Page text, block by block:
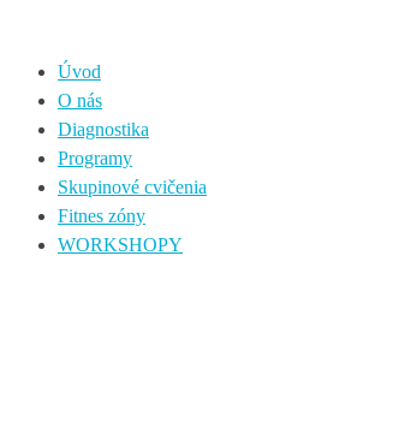
Úvod
O nás
Diagnostika
Programy
Skupinové cvičenia
Fitnes zóny
WORKSHOPY